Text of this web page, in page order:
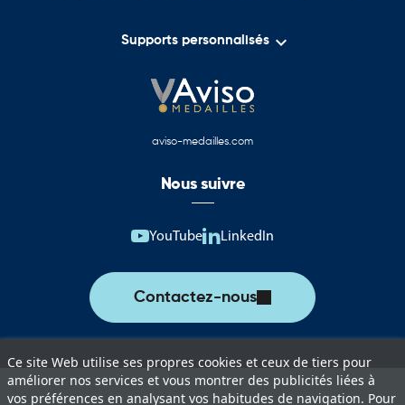
Supports personnalisés 
Ce site Web utilise ses propres cookies et ceux de tiers pour
améliorer nos services et vous montrer des publicités liées à
vos préférences en analysant vos habitudes de navigation. Pour
aviso-medailles.com
Nous suivre
YouTube LinkedIn
Contactez-nous